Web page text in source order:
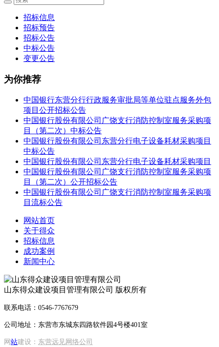
招标信息
招标预告
招标公告
中标公告
变更公告
为你推荐
中国银行东营分行行政服务审批局等单位驻点服务外包
项目公开招标公告
中国银行股份有限公司广饶支行消防控制室服务采购项
目（第二次）中标公告
中国银行股份有限公司东营分行电子设备耗材采购项目
中标公告
中国银行股份有限公司东营分行电子设备耗材采购项目
中国银行股份有限公司广饶支行消防控制室服务采购项
目（第二次）公开招标公告
中国银行股份有限公司广饶支行消防控制室服务采购项
目流标公告
网站首页
关于得众
招标信息
成功案例
新闻中心
山东得众建设项目管理有限公司 版权所有
联系电话：0546-7767679
公司地址：东营市东城东四路软件园4号楼401室
网站建设： 东营远见网络公司